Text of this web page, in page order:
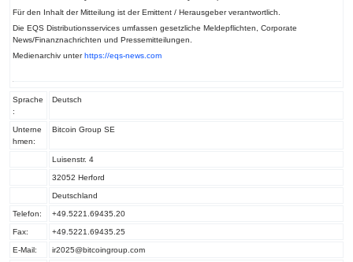
Für den Inhalt der Mitteilung ist der Emittent / Herausgeber verantwortlich.
Die EQS Distributionsservices umfassen gesetzliche Meldepflichten, Corporate
News/Finanznachrichten und Pressemitteilungen.
Medienarchiv unterhttps://eqs-news.com
Sprache
:
Deutsch
Unterne
hmen:
Bitcoin Group SE
Luisenstr. 4
32052 Herford
Deutschland
Telefon: +49.5221.69435.20
Fax: +49.5221.69435.25
E-Mail: ir2025@bitcoingroup.com